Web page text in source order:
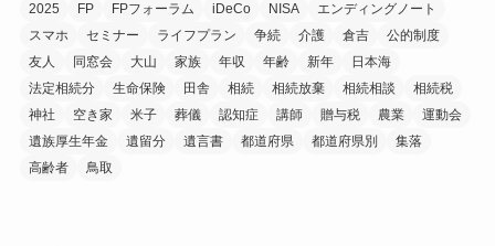
2025 FP FPフォーラム iDeCo NISA
エンディングノート
スマホ
セミナー ライフプラン 争続 介護 倉吉
公的制度
友人
同窓会 大山 家族 年収 年齢 新年
日本海
法定相続分
生命保険 田舎 相続 相続放棄 相続相談
相続税
神社
空き家 米子 葬儀 認知症 講師 贈与税 農業
運動会
遺族厚生年金
遺留分 遺言書 都道府県 都道府県別
集落
高齢者
鳥取